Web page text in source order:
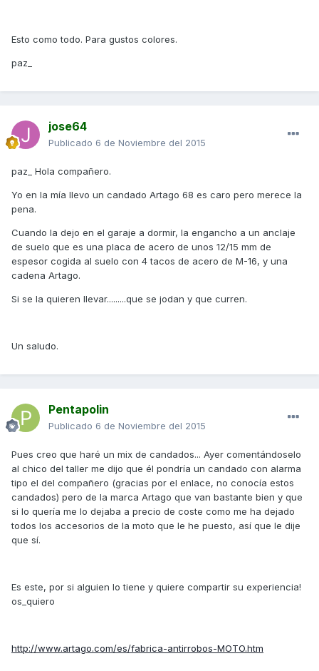
Esto como todo. Para gustos colores.
paz_
jose64
Publicado 6 de Noviembre del 2015
paz_ Hola compañero.
Yo en la mía llevo un candado Artago 68 es caro pero merece la
pena.
Cuando la dejo en el garaje a dormir, la engancho a un anclaje
de suelo que es una placa de acero de unos 12/15 mm de
espesor cogida al suelo con 4 tacos de acero de M-16, y una
cadena Artago.
Si se la quieren llevar.........que se jodan y que curren.
Un saludo.
Pentapolin
Publicado 6 de Noviembre del 2015
Pues creo que haré un mix de candados... Ayer comentándoselo
al chico del taller me dijo que él pondría un candado con alarma
tipo el del compañero (gracias por el enlace, no conocía estos
candados) pero de la marca Artago que van bastante bien y que
si lo quería me lo dejaba a precio de coste como me ha dejado
todos los accesorios de la moto que le he puesto, así que le dije
que sí.
Es este, por si alguien lo tiene y quiere compartir su experiencia!
os_quiero
http://www.artago.com/es/fabrica-antirrobos-MOTO.htm